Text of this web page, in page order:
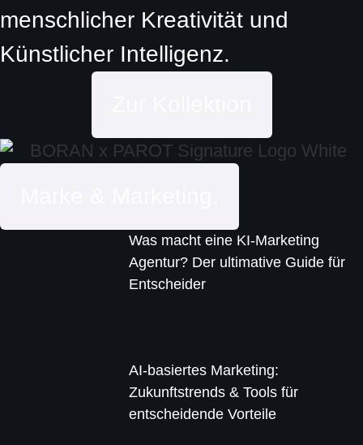
menschlicher Kreativität und
Künstlicher Intelligenz.
Was macht eine KI-Marketing
Agentur? Der ultimative Guide für
Entscheider
AI-basiertes Marketing:
Zukunftstrends & Tools für
entscheidende Vorteile